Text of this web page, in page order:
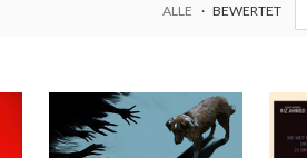
ALLE BEWERTET